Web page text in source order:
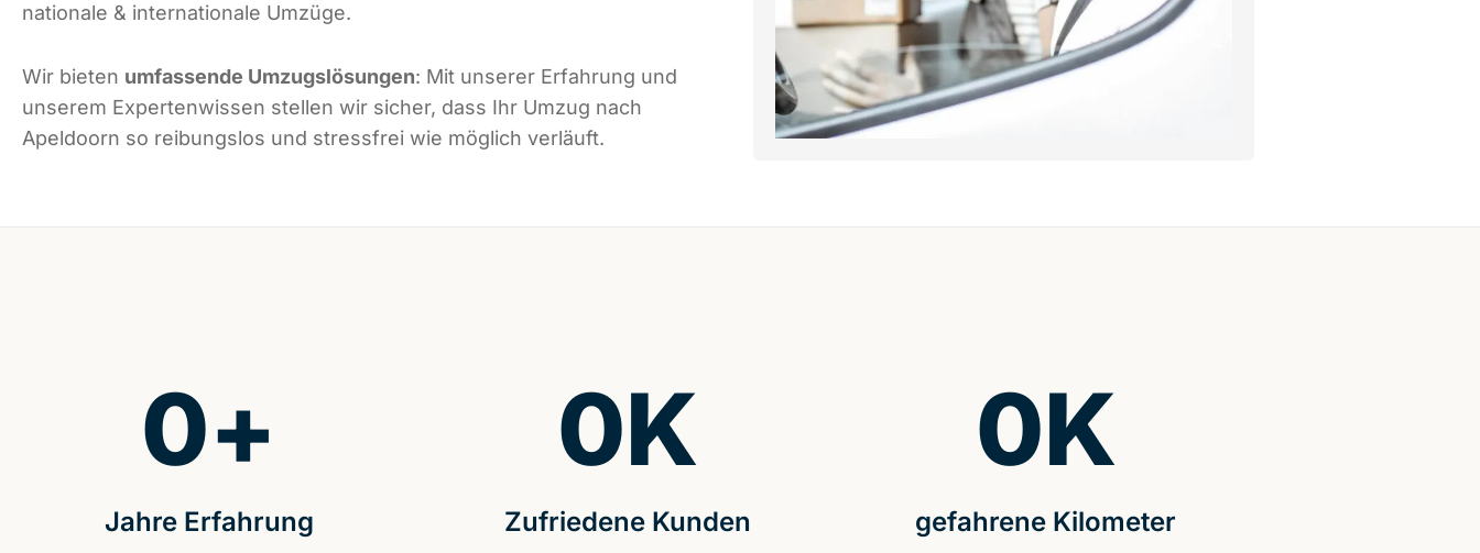
nationale & internationale Umzüge.
Wir bieten umfassende Umzugslösungen: Mit unserer Erfahrung und
unserem Expertenwissen stellen wir sicher, dass Ihr Umzug nach
Apeldoorn so reibungslos und stressfrei wie möglich verläuft.
Jahre Erfahrung
0+
Zufriedene Kunden
0K
gefahrene Kilometer
0K